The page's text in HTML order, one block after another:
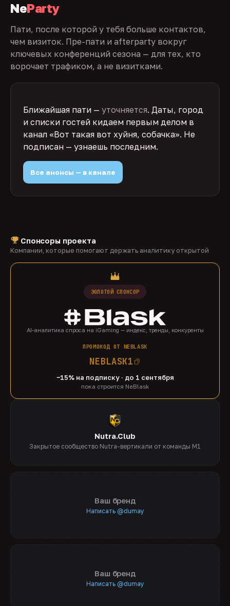
NeParty
Пати, после которой у тебя больше контактов,
чем визиток. Пре-пати и afterparty вокруг
ключевых конференций сезона — для тех, кто
ворочает трафиком, а не визитками.
Ближайшая пати — уточняется. Даты, город
и списки гостей кидаем первым делом в
канал «Вот такая вот хуйня, собачка». Не
подписан — узнаешь последним.
Все анонсы — в канале
Спонсоры проекта
Компании, которые помогают держать аналитику открытой
ЗОЛОТОЙ СПОНСОР
AI-аналитика спроса на iGaming — индекс, тренды, конкуренты
ПРОМОКОД ОТ NEBLASK
NEBLASK1
−15% на подписку · до 1 сентября
пока строится NeBlask
Nutra.Club
Закрытое сообщество Nutra-вертикали от команды M1
Ваш бренд
Написать @dumay
Ваш бренд
Написать @dumay